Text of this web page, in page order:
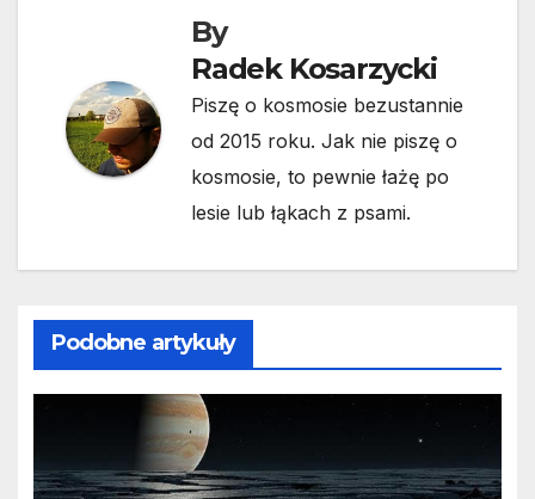
By
Radek Kosarzycki
Piszę o kosmosie bezustannie
od 2015 roku. Jak nie piszę o
kosmosie, to pewnie łażę po
lesie lub łąkach z psami.
Podobne artykuły